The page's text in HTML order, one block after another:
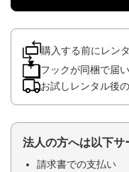
購入する前にレン
フックが同梱で届
お試しレンタル後
法人の方へは以下
請求書での支払い